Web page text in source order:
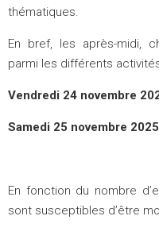
thématiques.
En bref, les après-midi,
parmi les différents
Vendredi 24 novembre
Samedi 25 novembre
En fonction du nombre
sont susceptibles d’être